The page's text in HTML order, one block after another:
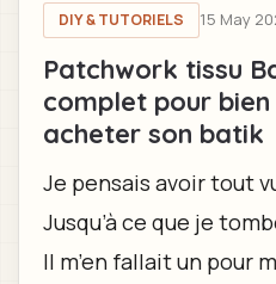
DIY & TUTORIELS 15 May
Patchwork tissu
complet pour
acheter son batik
Je pensais avoir tout
Jusqu’à ce que je
Il m’en fallait un pour